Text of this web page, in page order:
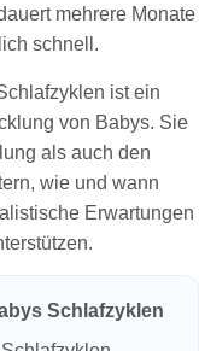
mehrere Monate
schnell.
ist ein
von Babys. Sie
als auch den
wie und wann
Erwartungen
Schlafzyklen